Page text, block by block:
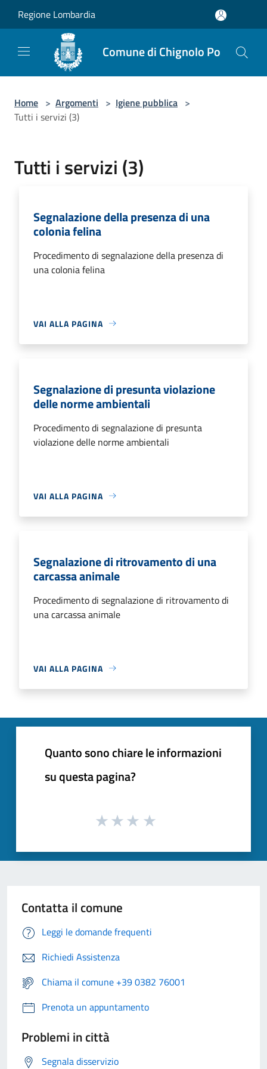
Regione Lombardia
Comune di Chignolo Po
Home > Argomenti > Igiene pubblica >
Tutti i servizi (3)
Tutti i servizi (3)
Segnalazione della presenza di una
colonia felina
Procedimento di segnalazione della presenza di
una colonia felina
VAI ALLA PAGINA
Segnalazione di presunta violazione
delle norme ambientali
Procedimento di segnalazione di presunta
violazione delle norme ambientali
VAI ALLA PAGINA
Segnalazione di ritrovamento di una
carcassa animale
Procedimento di segnalazione di ritrovamento di
una carcassa animale
VAI ALLA PAGINA
Quanto sono chiare le informazioni
su questa pagina?
Contatta il comune
Leggi le domande frequenti
Richiedi Assistenza
Chiama il comune +39 0382 76001
Prenota un appuntamento
Problemi in città
Segnala disservizio